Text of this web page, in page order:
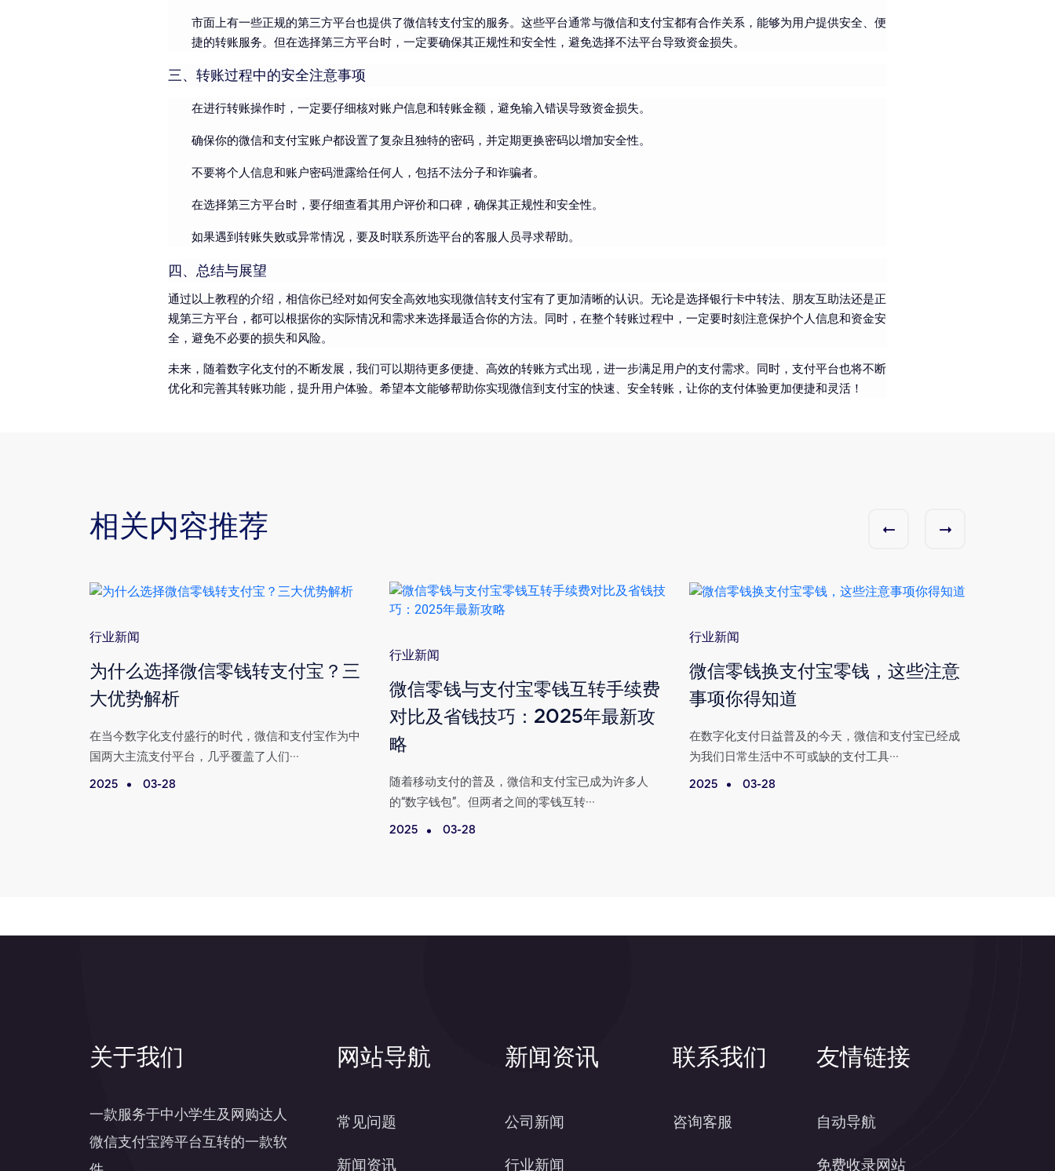
市面上有一些正规的第三方平台也提供了微信转支付宝的服务。这些平台通常与微信和支付宝都有合作关系，能够为用户提供安全、便
捷的转账服务。但在选择第三方平台时，一定要确保其正规性和安全性，避免选择不法平台导致资金损失。
三、转账过程中的安全注意事项
在进行转账操作时，一定要仔细核对账户信息和转账金额，避免输入错误导致资金损失。
确保你的微信和支付宝账户都设置了复杂且独特的密码，并定期更换密码以增加安全性。
不要将个人信息和账户密码泄露给任何人，包括不法分子和诈骗者。
在选择第三方平台时，要仔细查看其用户评价和口碑，确保其正规性和安全性。
如果遇到转账失败或异常情况，要及时联系所选平台的客服人员寻求帮助。
四、总结与展望
通过以上教程的介绍，相信你已经对如何安全高效地实现微信转支付宝有了更加清晰的认识。无论是选择银行卡中转法、朋友互助法还是正
规第三方平台，都可以根据你的实际情况和需求来选择最适合你的方法。同时，在整个转账过程中，一定要时刻注意保护个人信息和资金安
全，避免不必要的损失和风险。
未来，随着数字化支付的不断发展，我们可以期待更多便捷、高效的转账方式出现，进一步满足用户的支付需求。同时，支付平台也将不断
优化和完善其转账功能，提升用户体验。希望本文能够帮助你实现微信到支付宝的快速、安全转账，让你的支付体验更加便捷和灵活！
相关内容推荐
行业新闻
为什么选择微信零钱转支付宝？三
大优势解析
在当今数字化支付盛行的时代，微信和支付宝作为中
国两大主流支付平台，几乎覆盖了人们···
2025 03-28
行业新闻
微信零钱与支付宝零钱互转手续费
对比及省钱技巧：2025年最新攻
略
随着移动支付的普及，微信和支付宝已成为许多人
的“数字钱包”。但两者之间的零钱互转···
2025 03-28
行业新闻
微信零钱换支付宝零钱，这些注意
事项你得知道
在数字化支付日益普及的今天，微信和支付宝已经成
为我们日常生活中不可或缺的支付工具···
2025 03-28
关于我们
一款服务于中小学生及网购达人
微信支付宝跨平台互转的一款软
网站导航
常见问题
新闻资讯
新闻资讯
公司新闻
行业新闻
联系我们
咨询客服
友情链接
自动导航
免费收录网站